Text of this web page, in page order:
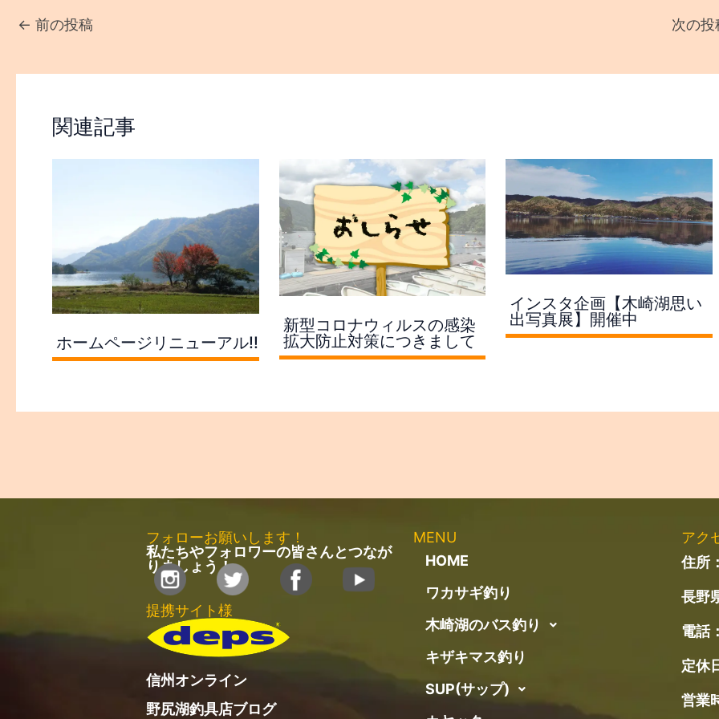
← 前の投稿 次の
関連記事
ホームページリニューアル!!
新型コロナウィルスの感染
拡大防止対策につきまして
インスタ企画【木崎湖思い
出写真展】開催中
フォローお願いします！
私たちやフォロワーの皆さんとつなが
りましょう！
提携サイト様
信州オンライン
野尻湖釣具店ブログ
MENU
HOME
ワカサギ釣り
木崎湖のバス釣り
キザキマス釣り
SUP(サップ)
アク
住所
長野
電話
定休
営業